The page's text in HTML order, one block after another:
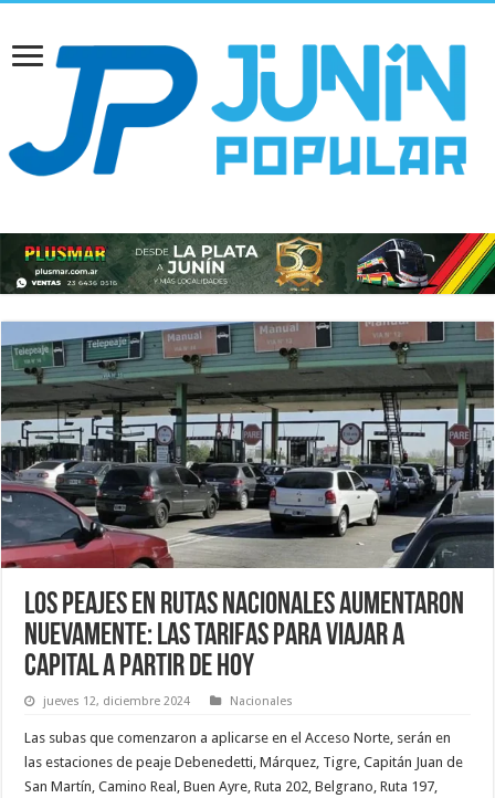
Los peajes en rutas nacionales aumentaron
nuevamente: Las tarifas para viajar a
Capital a partir de hoy
jueves 12, diciembre 2024 Nacionales
Las subas que comenzaron a aplicarse en el Acceso Norte, serán en
las estaciones de peaje Debenedetti, Márquez, Tigre, Capitán Juan de
San Martín, Camino Real, Buen Ayre, Ruta 202, Belgrano, Ruta 197,